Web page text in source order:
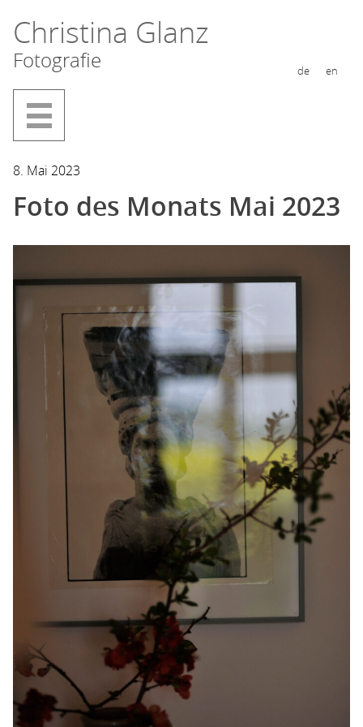
Zum
Inhalt
springen
Christina Glanz
Fotografie de en
8. Mai 2023
Foto des Monats Mai 2023